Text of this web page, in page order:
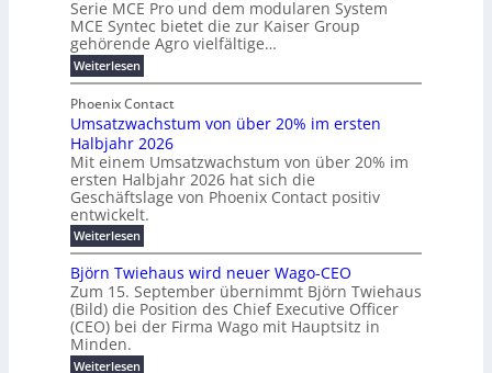
r
u
n
g
b
r
a
u
c
h
t
m
e
h
r
T
m
n
e
r
g
u
f
ü
r
m
o
d
e
r
n
e
c
k
e
l
e
N
H
-
S
i
c
h
e
r
u
n
s
r
d
b
e
t
e
i
l
i
g
u
n
g
b
e
i
m
0
Serie MCE Pro und dem modularen System
MCE Syntec bietet die zur Kaiser Group
gehörende Agro vielfältige…
Weiterlesen:
M
h
r
f
a
c
h
d
u
r
c
f
ü
h
r
n
Phoenix Contact
Umsatzwachstum von über 20% im ersten
Halbjahr 2026
Mit einem Umsatzwachstum von über 20% im
ersten Halbjahr 2026 hat sich die
Geschäftslage von Phoenix Contact positiv
entwickelt.
Weiterlesen:
U
m
s
a
t
z
a
Björn Twiehaus wird neuer Wago-CEO
Zum 15. September übernimmt Björn Twiehaus
(Bild) die Position des Chief Executive Officer
(CEO) bei der Firma Wago mit Hauptsitz in
Minden.
Weiterlesen: